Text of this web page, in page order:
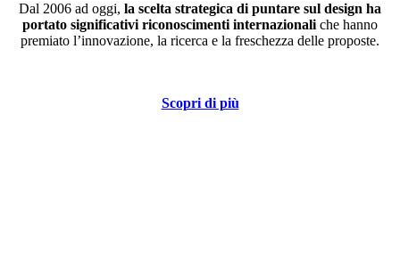
Dal 2006 ad oggi, la scelta strategica di puntare sul design ha
portato significativi riconoscimenti internazionali che hanno
premiato l’innovazione, la ricerca e la freschezza delle proposte.
Scopri di più